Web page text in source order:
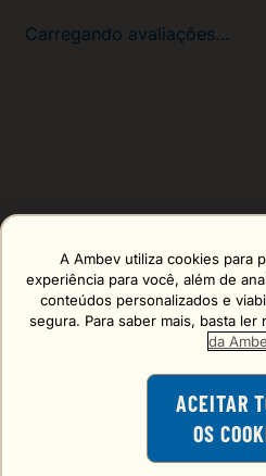
O consumo de
proibido para
Carregando avaliações…
Erro carregando o formulário,
A Ambev utiliza cookies para
experiência para você, além de
conteúdos personalizados e
segura. Para saber mais, basta ler
da
ACEITAR
OS